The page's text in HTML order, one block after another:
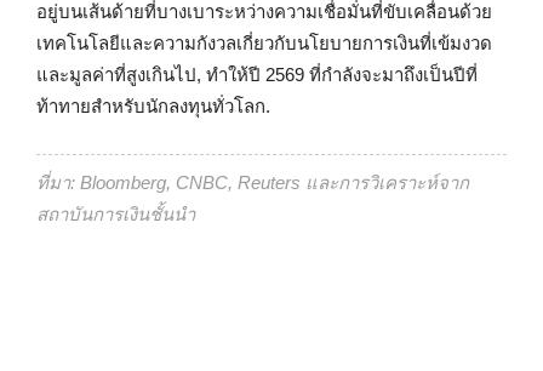
อยู่บนเส้นด้ายที่บางเบาระหว่างความเชื่อมั่นที่ขับเคลื่อนด้วย
เทคโนโลยีและความกังวลเกี่ยวกับนโยบายการเงินที่เข้มงวด
และมูลค่าที่สูงเกินไป, ทำให้ปี 2569 ที่กำลังจะมาถึงเป็นปีที่
ท้าทายสำหรับนักลงทุนทั่วโลก.
ที่มา: Bloomberg, CNBC, Reuters และการวิเคราะห์จาก
สถาบันการเงินชั้นนำ